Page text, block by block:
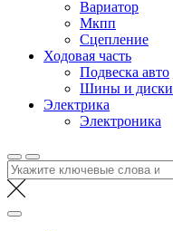
Вариатор
Мкпп
Сцепление
Ходовая часть
Подвеска авто
Шины и диски
Электрика
Электроника
Найти: